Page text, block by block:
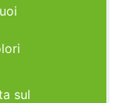
sul